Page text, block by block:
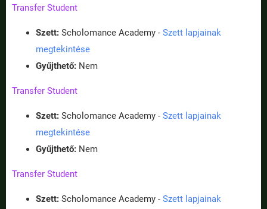
Transfer Student
Szett: Scholomance Academy - Szett lapjainak
megtekintése
Gyűjthető: Nem
Transfer Student
Szett: Scholomance Academy - Szett lapjainak
megtekintése
Gyűjthető: Nem
Transfer Student
Szett: Scholomance Academy - Szett lapjainak